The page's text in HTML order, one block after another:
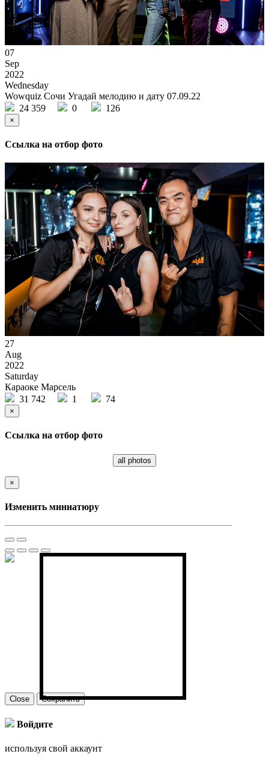
07
Sep
2022
Wednesday
Wowquiz Сочи Угадай мелодию и дату 07.09.22
24 359
0 126
×
Ссылка на отбор фото
27
Aug
2022
Saturday
Караоке Марсель
31 742
1 74
×
Ссылка на отбор фото
all photos
×
Изменить миниатюру
Close Сохранить
Войдите
используя свой аккаунт